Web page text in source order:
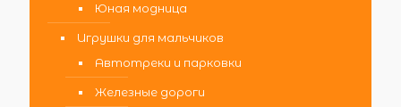
Юная модница
Игрушки для мальчиков
Автотреки и парковки
Железные дороги